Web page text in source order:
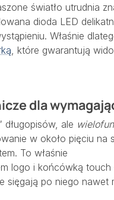
światło utrudnia
dioda LED
Właśnie
, które gwarantują
dla
długopisów, ale
w około pięciu na
To właśnie
logo i końcówką touch
sięgają po niego nawet